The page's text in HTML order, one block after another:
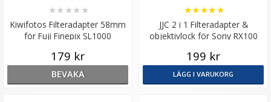
Kiwifotos Filteradapter 58mm
för Fuji Finepix SL1000
★★ ★★ ★
179 kr
BEVAKA
JJC 2 i 1 Filteradapter &
objektivlock för Sony RX100
★★★★★
199 kr
LÄGG I VARUKORG